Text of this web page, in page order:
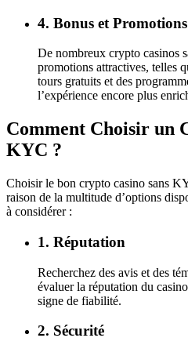
4. Bonus et Promotions
De nombreux crypto casinos
promotions attractives, telles
tours gratuits et des
l’expérience encore plus
Comment Choisir un
KYC ?
Choisir le bon crypto casino sans
raison de la multitude d’options
à considérer :
1. Réputation
Recherchez des avis et des
évaluer la réputation du
signe de fiabilité.
2. Sécurité